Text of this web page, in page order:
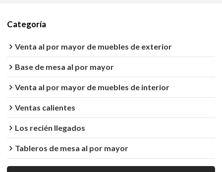
Categoría
Venta al por mayor de muebles de exterior
Base de mesa al por mayor
Venta al por mayor de muebles de interior
Ventas calientes
Los recién llegados
Tableros de mesa al por mayor